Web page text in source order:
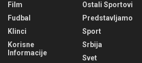
Film
Fudbal
Klinci
Korisne
Informacije
Ostali Sportovi
Predstavljamo
Sport
Srbija
Svet